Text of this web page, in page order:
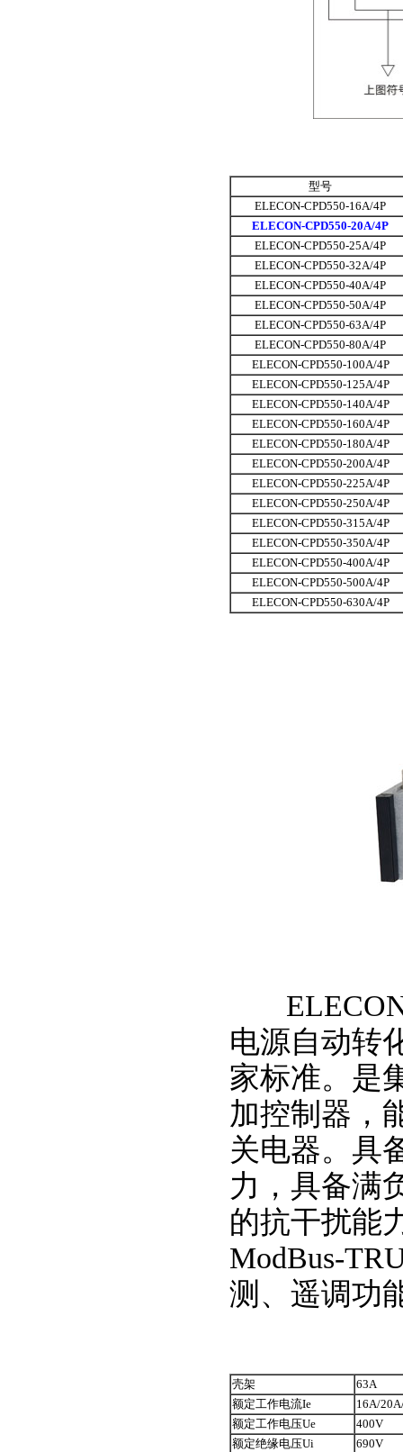
型号
ELECON-CPD550-16A/4P
ELECON-CPD550-20A/4P
ELECON-CPD550-25A/4P
ELECON-CPD550-32A/4P
ELECON-CPD550-40A/4P
ELECON-CPD550-50A/4P
ELECON-CPD550-63A/4P
ELECON-CPD550-80A/4P
ELECON-CPD550-100A/4P
ELECON-CPD550-125A/4P
ELECON-CPD550-140A/4P
ELECON-CPD550-160A/4P
ELECON-CPD550-180A/4P
ELECON-CPD550-200A/4P
ELECON-CPD550-225A/4P
ELECON-CPD550-250A/4P
ELECON-CPD550-315A/4P
ELECON-CPD550-350A/4P
ELECON-CPD550-400A/4P
ELECON-CPD550-500A/4P
ELECON-CPD550-630A/4P
ELECON-
电源自动转
家标准。是
加控制器，
关电器。具
力，具备满
的抗干扰能
ModBus-
测、遥调功
壳架
63A
额定工作电流Ie
16A/
额定工作电压Ue
400V
额定绝缘电压Ui
690V